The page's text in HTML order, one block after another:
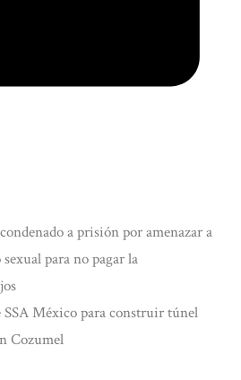
a prisión por amenazar a
para no pagar la
México para construir túnel
Cozumel